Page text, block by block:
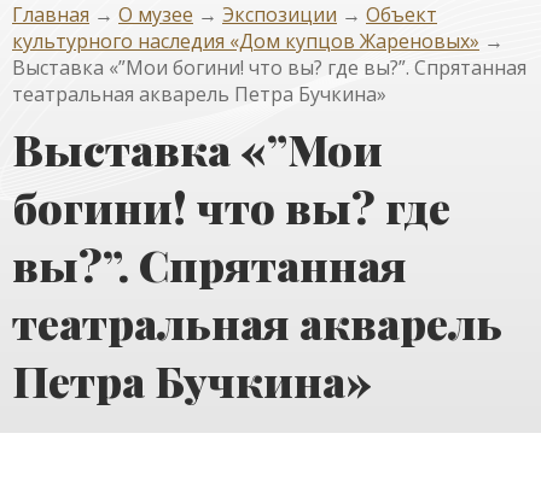
Главная → О музее → Экспозиции → Объект
культурного наследия «Дом купцов Жареновых» →
Выставка «”Мои богини! что вы? где вы?”. Спрятанная
театральная акварель Петра Бучкина»
Выставка «”Мои
богини! что вы? где
вы?”. Спрятанная
театральная акварель
Петра Бучкина»